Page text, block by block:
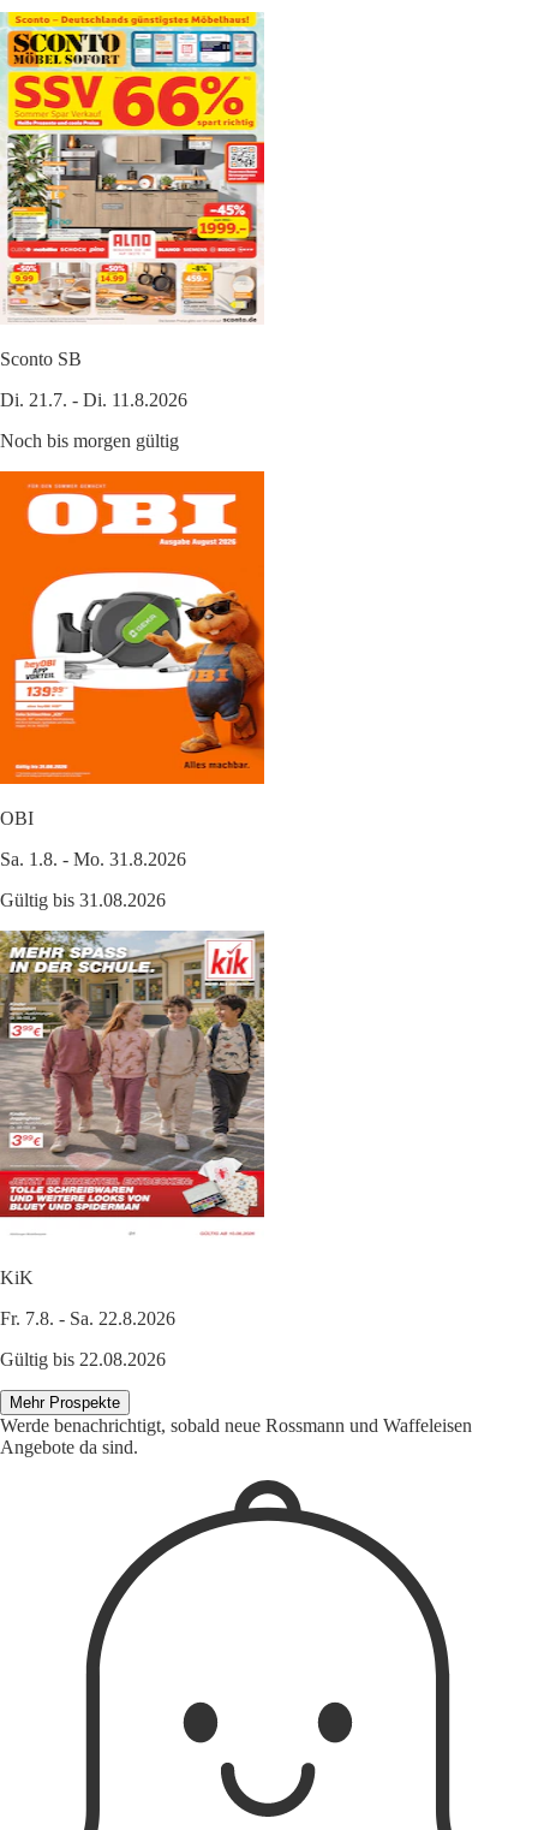
Sconto SB
Di. 21.7. - Di. 11.8.2026
Noch bis morgen gültig
OBI
Sa. 1.8. - Mo. 31.8.2026
Gültig bis 31.08.2026
KiK
Fr. 7.8. - Sa. 22.8.2026
Gültig bis 22.08.2026
Mehr Prospekte
Werde benachrichtigt, sobald neue Rossmann und Waffeleisen
Angebote da sind.